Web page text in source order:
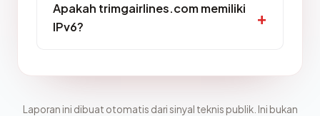
Apakah trimgairlines.com memiliki
IPv6?
Laporan ini dibuat otomatis dari sinyal teknis publik. Ini bukan